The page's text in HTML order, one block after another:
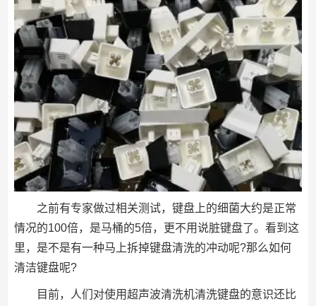
之前有专家做过相关测试，键盘上的细菌大约是正常
情况的100倍，是马桶的5倍，更不用说脏键盘了。看到这
里，是不是有一种马上拆掉键盘清洗的冲动呢?那么如何
清洁键盘呢?
目前，人们对使用超声波清洗机清洗键盘的意识还比